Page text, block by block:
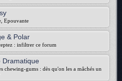
Epouvante
& Polar
: infiltrer ce forum
Dramatique
chewing-gums : dès qu'on les a mâchés un